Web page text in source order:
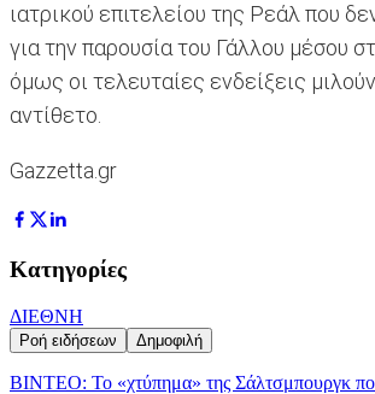
ιατρικού επιτελείου της Ρεάλ που
για την παρουσία του Γάλλου μέσου
όμως οι τελευταίες ενδείξεις
αντίθετο.
Gazzetta.gr
Κατηγορίες
ΔΙΕΘΝΗ
Ροή ειδήσεων Δημοφιλή
ΒΙΝΤΕΟ: Το «χτύπημα» της Σάλτσμπουργκ